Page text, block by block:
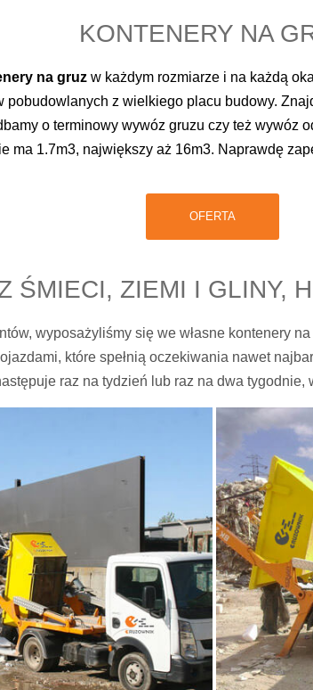
KONTENERY NA
na gruz w każdym rozmiarze i na każdą
pobudowlanych z wielkiego placu budowy.
o terminowy wywóz gruzu czy też wywóz
ma 1.7m3, największy aż 16m3. Naprawdę
OFERTA
ŚMIECI, ZIEMI I GLINY,
wyposażyliśmy się we własne kontenery
które spełnią oczekiwania nawet
raz na tydzień lub raz na dwa